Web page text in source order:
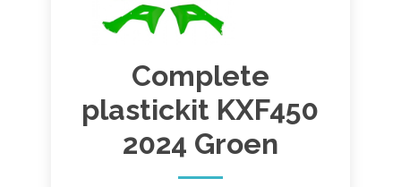
Complete
plastickit KXF450
2024 Groen